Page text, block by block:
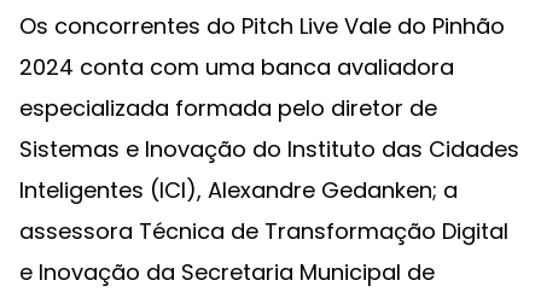
Os concorrentes do Pitch Live Vale do Pinhão
2024 conta com uma banca avaliadora
especializada formada pelo diretor de
Sistemas e Inovação do Instituto das Cidades
Inteligentes (ICI), Alexandre Gedanken; a
assessora Técnica de Transformação Digital
e Inovação da Secretaria Municipal de